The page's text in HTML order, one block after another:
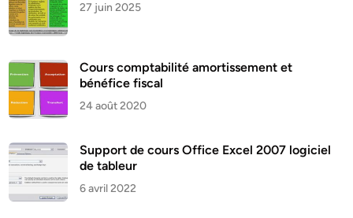
27 juin 2025
Cours comptabilité amortissement et
bénéfice fiscal
24 août 2020
Support de cours Office Excel 2007 logiciel
de tableur
6 avril 2022